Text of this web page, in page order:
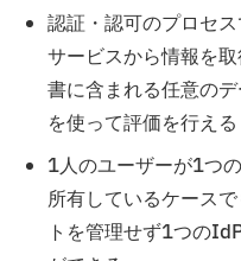
認証・認可のプロセ
サービスから情報を
書に含まれる任意の
を使って評価を行える
1人のユーザーが1つ
所有しているケース
トを管理せず1つの